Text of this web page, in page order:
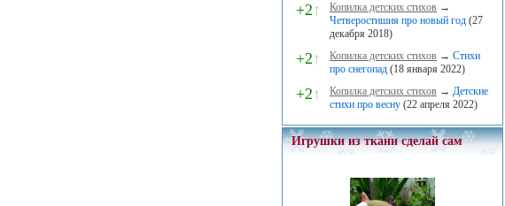
+2↑ Копилка детских стихов →
Четверостишия про новый год (27
декабря 2018)
+2↑ Копилка детских стихов → Стихи
про снегопад (18 января 2022)
+2↑ Копилка детских стихов → Детские
стихи про весну (22 апреля 2022)
Игрушки из ткани сделай сам